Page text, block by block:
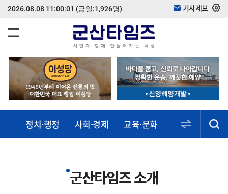
2026.08.08 11:00:01 (금일:1,926명) 기사제보
정치·행정 사회·경제 교육·문화 스포츠·건강
군산타임즈 소개